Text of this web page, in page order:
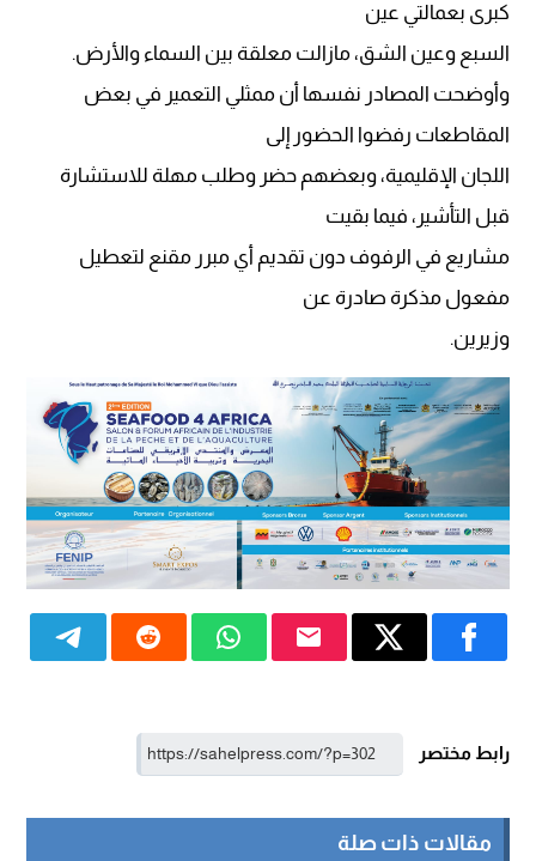
كبرى بعمالتي عين
السبع وعين الشق، مازالت معلقة بين السماء والأرض.
وأوضحت المصادر نفسها أن ممثلي التعمير في بعض
المقاطعات رفضوا الحضور إلى
اللجان الإقليمية، وبعضهم حضر وطلب مهلة للاستشارة
قبل التأشير، فيما بقيت
مشاريع في الرفوف دون تقديم أي مبرر مقنع لتعطيل
مفعول مذكرة صادرة عن
وزيرين.
رابط مختصر
مقالات ذات صلة